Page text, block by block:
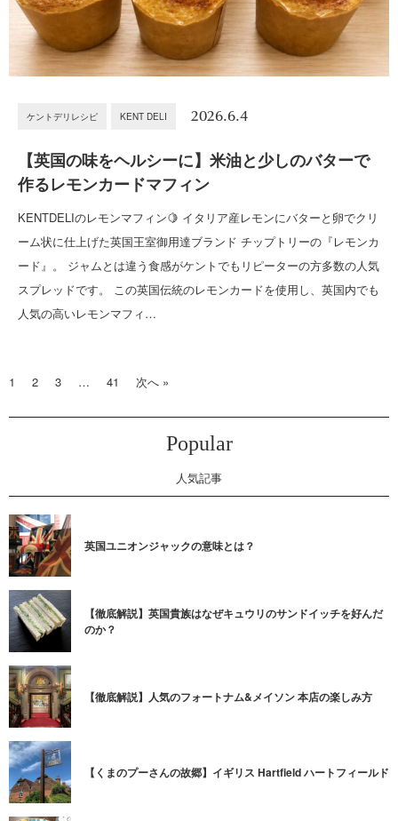
ケントデリレシピ KENT DELI 2026.6.4
【英国の味をヘルシーに】米油と少しのバターで
作るレモンカードマフィン
KENTDELIのレモンマフィン🍋 イタリア産レモンにバターと卵でクリ
ーム状に仕上げた英国王室御用達ブランド チップトリーの『レモンカ
ード』。 ジャムとは違う食感がケントでもリピーターの方多数の人気
スプレッドです。 この英国伝統のレモンカードを使用し、英国内でも
人気の高いレモンマフィ…
1 2 3 … 41 次へ »
Popular
人気記事
英国ユニオンジャックの意味とは？
【徹底解説】英国貴族はなぜキュウリのサンドイッチを好んだ
のか？
【徹底解説】人気のフォートナム&メイソン 本店の楽しみ方
【くまのプーさんの故郷】イギリス Hartfield ハートフィールド